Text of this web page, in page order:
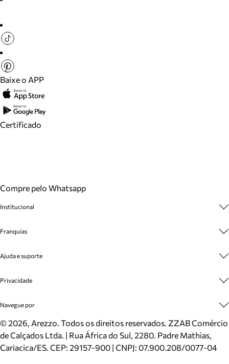
Baixe o APP
Certificado
Compre pelo Whatsapp
Institucional
Cashback
Venda Corporativa
Mapa do Site
Inverno
Mundo Arezzo
Franquias
Plano de Negócio
Ajuda e suporte
Cadastro
Meus Pedidos
Trocas e Devoluções
Cartão Presente
Localizador de lojas
Privacidade
Politica e Privacidade
Navegue por
Sapatos
Bolsas
Scarpins
©2026, Arezzo. Todos os direitos reservados. ZZAB Comércio
de Calçados Ltda. | Rua África do Sul, 2280. Padre Mathias,
Cariacica/ES. CEP: 29157-900 | CNPJ: 07.900.208/0077-04